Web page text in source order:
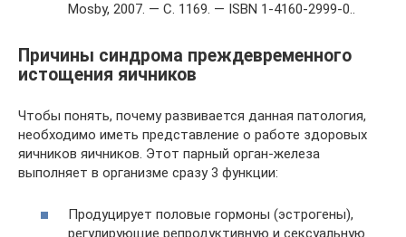
Mosby, 2007. — С. 1169. — ISBN 1-4160-2999-0..
Причины синдрома преждевременного
истощения яичников
Чтобы понять, почему развивается данная патология,
необходимо иметь представление о работе здоровых
яичников яичников. Этот парный орган-железа
выполняет в организме сразу 3 функции:
Продуцирует половые гормоны (эстрогены),
регулирующие репродуктивную и сексуальную